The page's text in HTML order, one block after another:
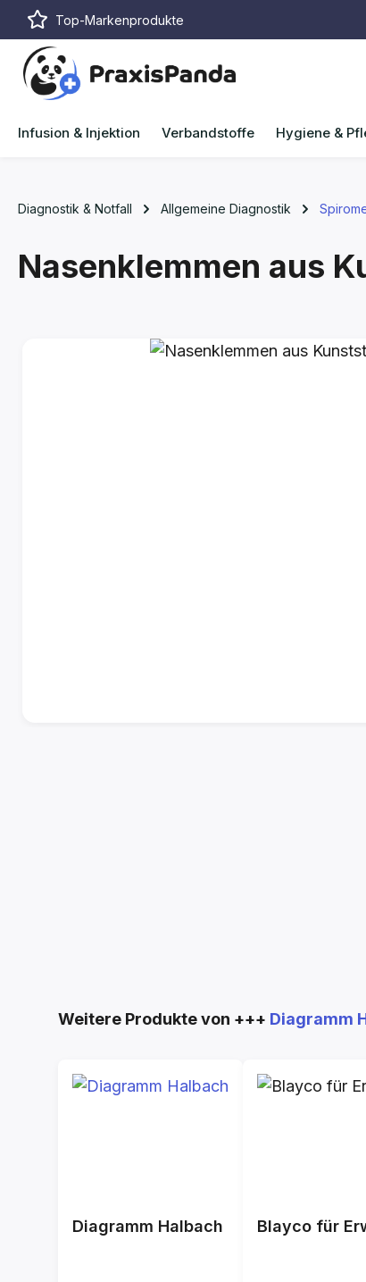
Hauptinhalt springen
Zur Suche springen
Zur Hauptnavigation springen
Top-Markenprodukte
Infusion & Injektion Verbandstoffe Hygiene &
Diagnostik & Notfall Allgemeine Diagnostik
Nasenklemmen aus
Bildergalerie überspringen
Produktgalerie überspringen
Weitere Produkte von +++ Diagramm
Diagramm Halbach Blayco für